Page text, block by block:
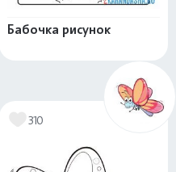
Бабочка рисунок
310